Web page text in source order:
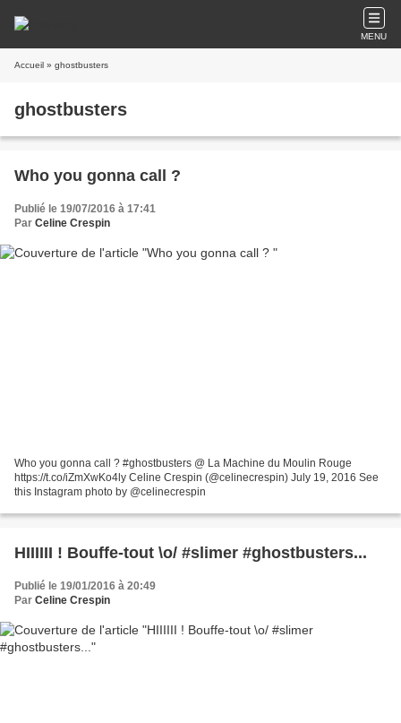
MENU
Accueil » ghostbusters
ghostbusters
Who you gonna call ?
Publié le 19/07/2016 à 17:41
Par Celine Crespin
Who you gonna call ? #ghostbusters @ La Machine du Moulin Rouge
https://t.co/iZmXwKo4ly Celine Crespin (@celinecrespin) July 19, 2016 See
this Instagram photo by @celinecrespin
HIIIIII ! Bouffe-tout \o/ #slimer #ghostbusters...
Publié le 19/01/2016 à 20:49
Par Celine Crespin